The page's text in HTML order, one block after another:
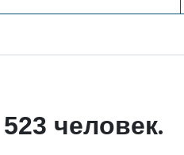
человек.